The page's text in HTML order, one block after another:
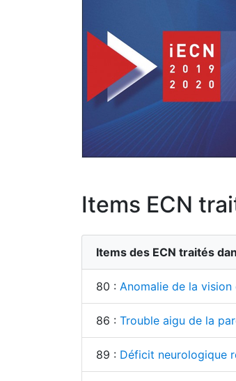
Items ECN
Items des ECN traités
80 : Anomalie de la
86 : Trouble aigu de la
89 : Déficit neurologique